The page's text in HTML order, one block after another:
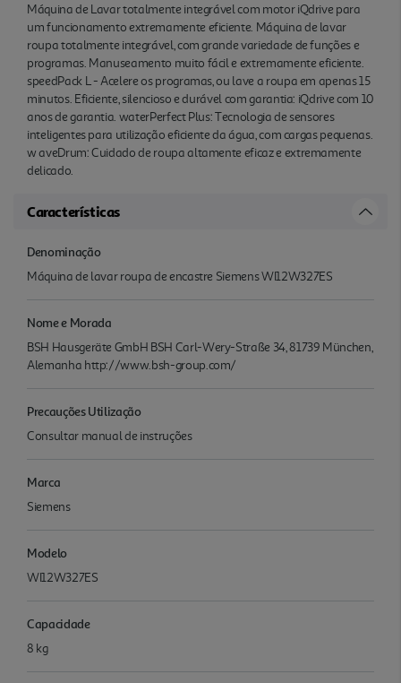
Máquina de Lavar totalmente integrável com motor iQdrive para
um funcionamento extremamente eficiente. Máquina de lavar
roupa totalmente integrável, com grande variedade de funções e
programas. Manuseamento muito fácil e extremamente eficiente.
speedPack L - Acelere os programas, ou lave a roupa em apenas 15
minutos. Eficiente, silencioso e durável com garantia: iQdrive com 10
anos de garantia. waterPerfect Plus: Tecnologia de sensores
inteligentes para utilização eficiente da água, com cargas pequenas.
w aveDrum: Cuidado de roupa altamente eficaz e extremamente
delicado.
Características
Denominação
Máquina de lavar roupa de encastre Siemens WI12W327ES
Nome e Morada
BSH Hausgeräte GmbH BSH Carl-Wery-Straße 34, 81739 München,
Alemanha http://www.bsh-group.com/
Precauções Utilização
Consultar manual de instruções
Marca
Siemens
Modelo
WI12W327ES
Capacidade
8 kg